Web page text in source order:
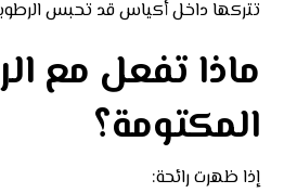
تتركها داخل أكياس قد تحبس
ماذا تفعل مع
المكتومة؟
إذا ظهرت رائحة: